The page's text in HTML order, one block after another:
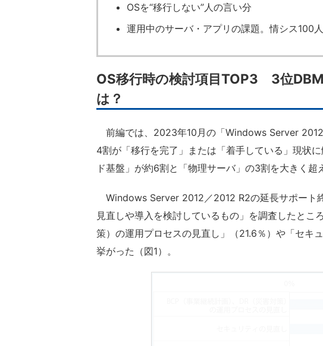
OSを“移行しない”人の言い分
運用中のサーバ・アプリの課題。情シス100
OS移行時の検討項目TOP3 3位
は？
前編では、2023年10月の「Windows Server
4割が「移行を完了」または「着手している」現状
ド基盤」が約6割と「物理サーバ」の3割を大きく超
Windows Server 2012／2012 R2の延長サポート
見直しや導入を検討しているもの」を調査したとこ
策）の運用プロセスの見直し」（21.6％）や「セキ
挙がった（図1）。